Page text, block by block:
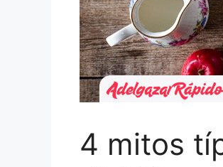
4 mitos